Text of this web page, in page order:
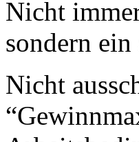
Nicht
sondern
Nicht